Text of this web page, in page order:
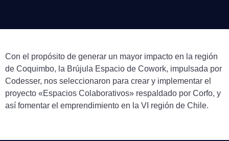
Con el propósito de generar un mayor impacto en la región
de Coquimbo, la Brújula Espacio de Cowork, impulsada por
Codesser, nos seleccionaron para crear y implementar el
proyecto «Espacios Colaborativos» respaldado por Corfo, y
así fomentar el emprendimiento en la VI región de Chile.